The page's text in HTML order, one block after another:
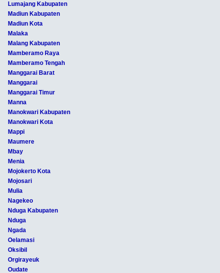
Lumajang Kabupaten
Madiun Kabupaten
Madiun Kota
Malaka
Malang Kabupaten
Mamberamo Raya
Mamberamo Tengah
Manggarai Barat
Manggarai
Manggarai Timur
Manna
Manokwari Kabupaten
Manokwari Kota
Mappi
Maumere
Mbay
Menia
Mojokerto Kota
Mojosari
Mulia
Nagekeo
Nduga Kabupaten
Nduga
Ngada
Oelamasi
Oksibil
Orgirayeuk
Oudate